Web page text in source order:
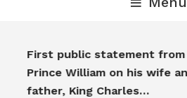
First public statement from
Prince William on his wife and
father, King Charles…